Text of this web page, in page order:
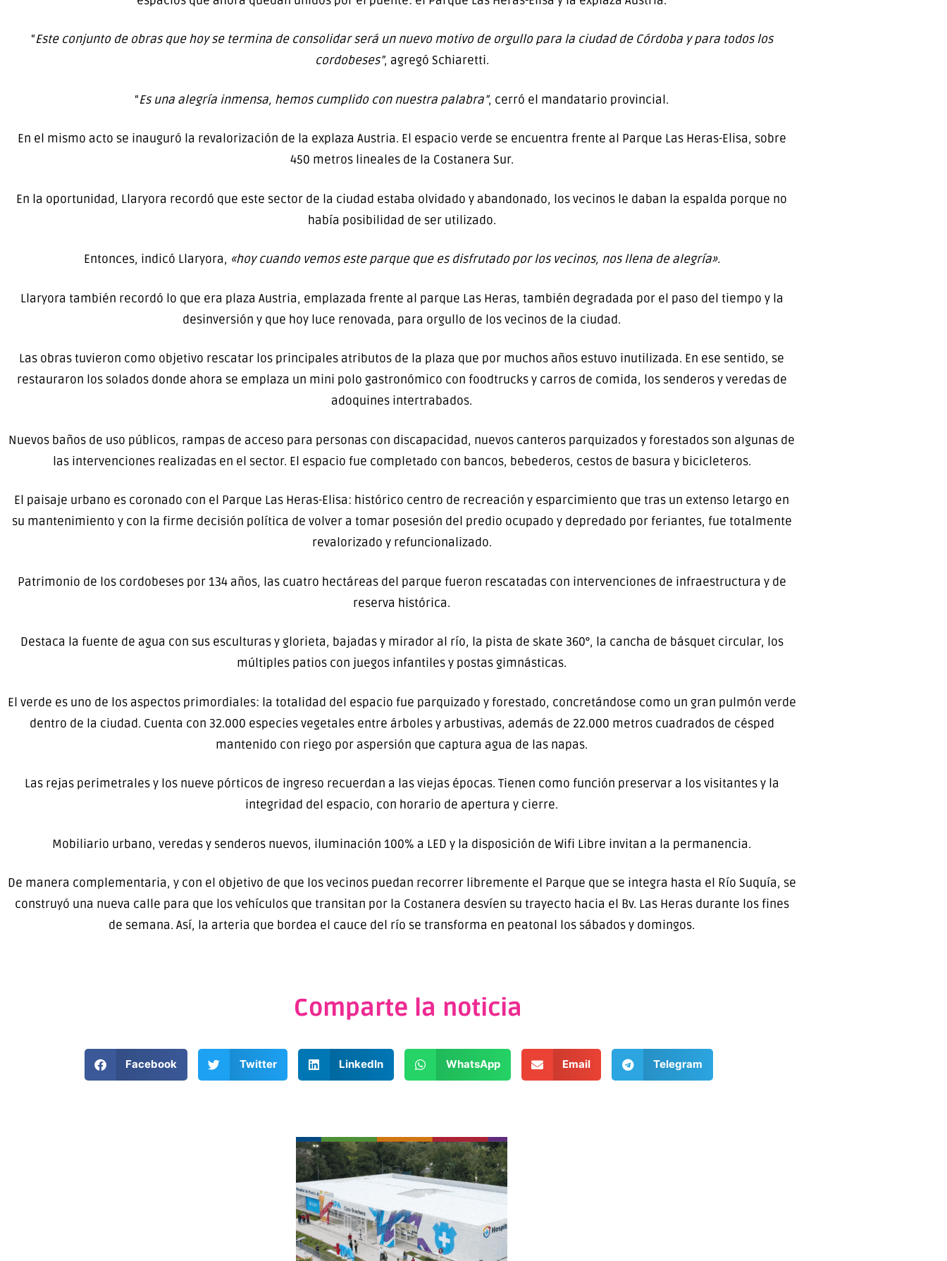
“Este conjunto de obras que hoy se termina de consolidar será un nuevo motivo de orgullo para la ciudad de Córdoba y para todos los
cordobeses”, agregó Schiaretti.
“Es una alegría inmensa, hemos cumplido con nuestra palabra”, cerró el mandatario provincial.
En el mismo acto se inauguró la revalorización de la explaza Austria. El espacio verde se encuentra frente al Parque Las Heras-Elisa, sobre
450 metros lineales de la Costanera Sur.
En la oportunidad, Llaryora recordó que este sector de la ciudad estaba olvidado y abandonado, los vecinos le daban la espalda porque no
había posibilidad de ser utilizado.
Entonces, indicó Llaryora, «hoy cuando vemos este parque que es disfrutado por los vecinos, nos llena de alegría».
Llaryora también recordó lo que era plaza Austria, emplazada frente al parque Las Heras, también degradada por el paso del tiempo y la
desinversión y que hoy luce renovada, para orgullo de los vecinos de la ciudad.
Las obras tuvieron como objetivo rescatar los principales atributos de la plaza que por muchos años estuvo inutilizada. En ese sentido, se
restauraron los solados donde ahora se emplaza un mini polo gastronómico con foodtrucks y carros de comida, los senderos y veredas de
adoquines intertrabados.
Nuevos baños de uso públicos, rampas de acceso para personas con discapacidad, nuevos canteros parquizados y forestados son algunas de
las intervenciones realizadas en el sector. El espacio fue completado con bancos, bebederos, cestos de basura y bicicleteros.
El paisaje urbano es coronado con el Parque Las Heras-Elisa: histórico centro de recreación y esparcimiento que tras un extenso letargo en
su mantenimiento y con la firme decisión política de volver a tomar posesión del predio ocupado y depredado por feriantes, fue totalmente
revalorizado y refuncionalizado.
Patrimonio de los cordobeses por 134 años, las cuatro hectáreas del parque fueron rescatadas con intervenciones de infraestructura y de
reserva histórica.
Destaca la fuente de agua con sus esculturas y glorieta, bajadas y mirador al río, la pista de skate 360°, la cancha de básquet circular, los
múltiples patios con juegos infantiles y postas gimnásticas.
El verde es uno de los aspectos primordiales: la totalidad del espacio fue parquizado y forestado, concretándose como un gran pulmón verde
dentro de la ciudad. Cuenta con 32.000 especies vegetales entre árboles y arbustivas, además de 22.000 metros cuadrados de césped
mantenido con riego por aspersión que captura agua de las napas.
Las rejas perimetrales y los nueve pórticos de ingreso recuerdan a las viejas épocas. Tienen como función preservar a los visitantes y la
integridad del espacio, con horario de apertura y cierre.
Mobiliario urbano, veredas y senderos nuevos, iluminación 100% a LED y la disposición de Wifi Libre invitan a la permanencia.
De manera complementaria, y con el objetivo de que los vecinos puedan recorrer libremente el Parque que se integra hasta el Río Suquía, se
construyó una nueva calle para que los vehículos que transitan por la Costanera desvíen su trayecto hacia el Bv. Las Heras durante los fines
de semana. Así, la arteria que bordea el cauce del río se transforma en peatonal los sábados y domingos.
Comparte la noticia
Facebook Twitter LinkedIn WhatsApp Email Telegram